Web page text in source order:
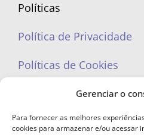
Gerenciar o
Para fornecer as melhores
cookies para armazenar e/ou acessar
Políticas
Política de Privacidade
Políticas de Cookies